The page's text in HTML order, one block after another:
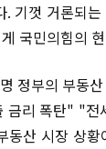
기껏 거론되
국민의힘의
정부의 부동
리 폭탄" "전
산 시장 상